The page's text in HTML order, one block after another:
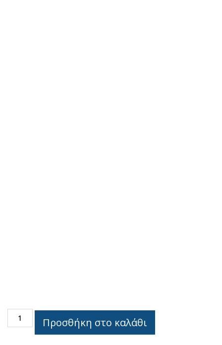
INOX
PANELS
Προσθήκη στο καλάθι